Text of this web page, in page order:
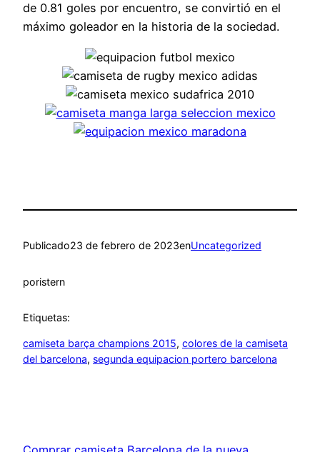
de 0.81 goles por encuentro, se convirtió en el
máximo goleador en la historia de la sociedad.
Publicado23 de febrero de 2023enUncategorized
poristern
Etiquetas:
camiseta barça champions 2015, colores de la camiseta
del barcelona, segunda equipacion portero barcelona